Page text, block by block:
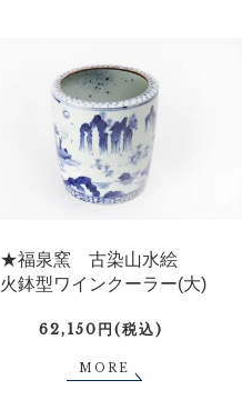
★福泉窯 古染山水絵
火鉢型ワインクーラー(大)
62,150円(税込)
MORE